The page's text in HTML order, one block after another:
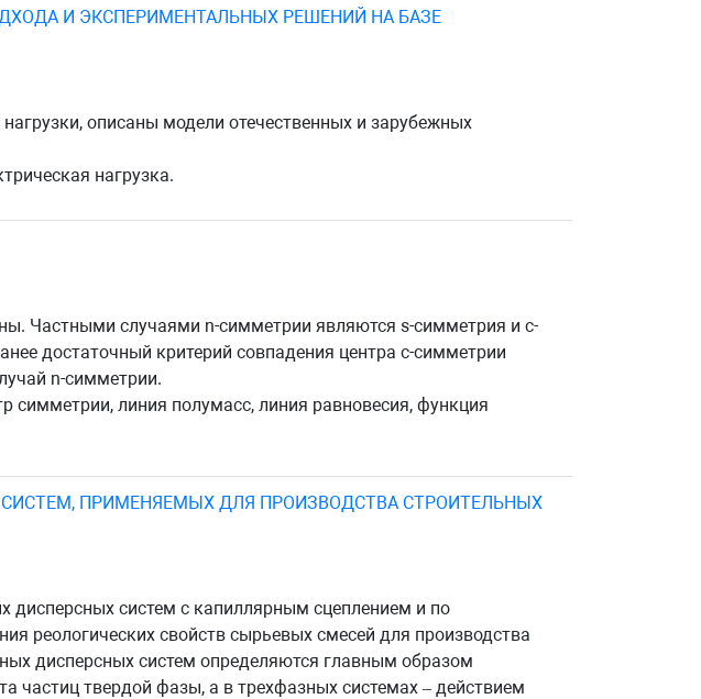
И ЭКСПЕРИМЕНТАЛЬНЫХ РЕШЕНИЙ НА БАЗЕ
описаны модели отечественных и зарубежных
нагрузка.
Частными случаями n-симметрии являются s-симметрия и c-
достаточный критерий совпадения центра c-симметрии
n-симметрии.
симметрии, линия полумасс, линия равновесия, функция
ПРИМЕНЯЕМЫХ ДЛЯ ПРОИЗВОДСТВА СТРОИТЕЛЬНЫХ
дисперсных систем с капиллярным сцеплением и по
реологических свойств сырьевых смесей для производства
дисперсных систем определяются главным образом
твердой фазы, а в трехфазных системах – действием